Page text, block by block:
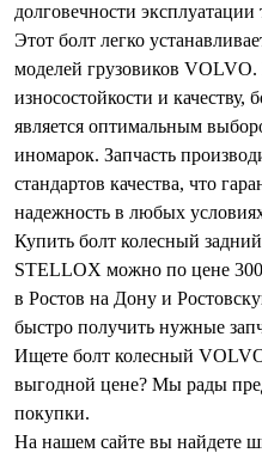
долговечности эксплуатации
Этот болт легко
моделей грузовиков VOLVO.
износостойкости и
является оптимальным
иномарок. Запчасть
стандартов качества, что
надежность в любых
Купить болт колесный
STELLOX можно по цене
в Ростов на Дону и
быстро получить нужные
Ищете болт колесный
выгодной цене? Мы рады
покупки.
На нашем сайте вы найдете